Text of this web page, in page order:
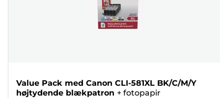
Value Pack med Canon CLI-581XL BK/C/M/Y
højtydende blækpatron + fotopapir